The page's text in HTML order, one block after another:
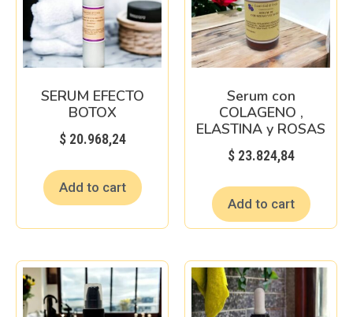
SERUM EFECTO
BOTOX
$20.968,24
Add to cart
Serum con
COLAGENO ,
ELASTINA y ROSAS
$23.824,84
Add to cart